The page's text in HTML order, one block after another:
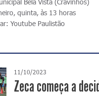
Bela Vista (Cravinhos)
quinta, às 13 horas
Youtube Paulistão
11/10/2023
Zeca começa a